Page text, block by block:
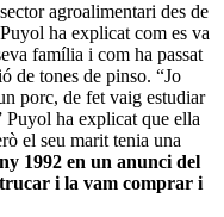
agroalimentari des de
ha explicat com es va
família i com ha passat
de tones de pinso. “Jo
porc, de fet vaig estudiar
Puyol ha explicat que ella
el seu marit tenia una
1992 en un anunci del
i la vam comprar i